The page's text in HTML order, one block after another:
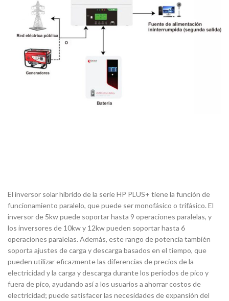
El inversor solar híbrido de la serie HP PLUS+ tiene la función de
funcionamiento paralelo, que puede ser monofásico o trifásico. El
inversor de 5kw puede soportar hasta 9 operaciones paralelas, y
los inversores de 10kw y 12kw pueden soportar hasta 6
operaciones paralelas. Además, este rango de potencia también
soporta ajustes de carga y descarga basados en el tiempo, que
pueden utilizar eficazmente las diferencias de precios de la
electricidad y la carga y descarga durante los períodos de pico y
fuera de pico, ayudando así a los usuarios a ahorrar costos de
electricidad; puede satisfacer las necesidades de expansión del